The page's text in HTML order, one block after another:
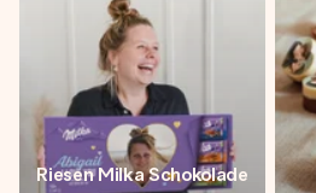
Riesen Milka Schokolade